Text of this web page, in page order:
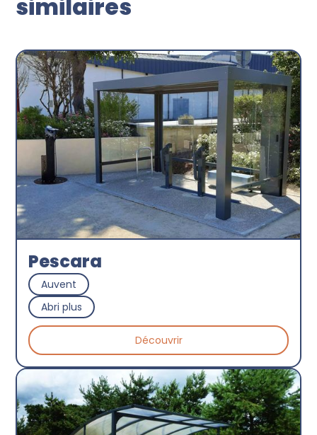
similaires
Pescara
Auvent
Abri plus
Découvrir